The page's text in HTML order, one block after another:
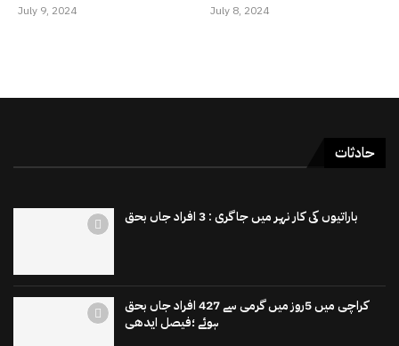
July 9, 2024 July 8, 2024
حادثات
باراتیوں کی کار نہر میں جاگری : 3 افراد جاں بحق
کراچی میں 5روز میں گرمی سے 427 افراد جاں بحق
ہوئے ؛فیصل ایدھی